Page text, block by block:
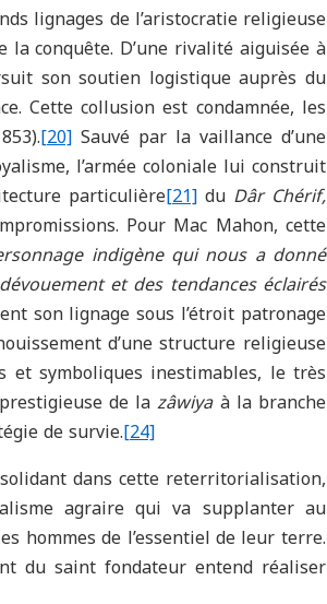
lignages de l’aristocratie religieuse
conquête. D’une rivalité aiguisée à
son soutien logistique auprès du
Cette collusion est condamnée, les
[20]Sauvé par la vaillance d’une
l’armée coloniale lui construit
particulière[21]du Dâr Chérif,
Pour Mac Mahon, cette
indigène qui nous a donné
et des tendances éclairés
son lignage sous l’étroit patronage
d’une structure religieuse
et symboliques inestimables, le très
de lazâwiyaà la branche
de survie.[24]
dans cette reterritorialisation,
agraire qui va supplanter au
hommes de l’essentiel de leur terre.
du saint fondateur entend réaliser